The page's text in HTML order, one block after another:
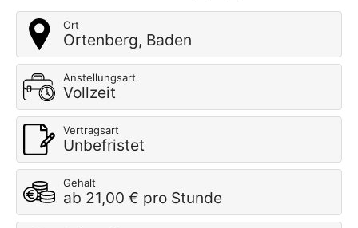
Ort
Ortenberg, Baden
Anstellungsart
Vollzeit
Vertragsart
Unbefristet
Gehalt
ab 21,00 € pro Stunde